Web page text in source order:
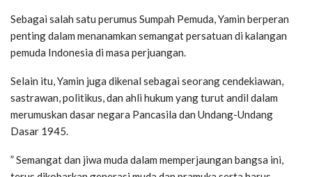
Sebagai salah satu perumus Sumpah Pemuda, Yamin berperan
penting dalam menanamkan semangat persatuan di kalangan
pemuda Indonesia di masa perjuangan.
Selain itu, Yamin juga dikenal sebagai seorang cendekiawan,
sastrawan, politikus, dan ahli hukum yang turut andil dalam
merumuskan dasar negara Pancasila dan Undang-Undang
Dasar 1945.
” Semangat dan jiwa muda dalam memperjaungan bangsa ini,